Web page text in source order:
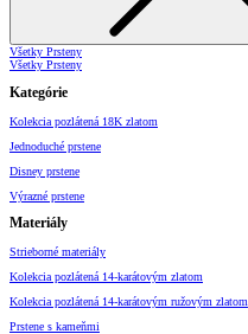
Všetky Prsteny
Všetky Prsteny
Kategórie
Kolekcia pozlátená 18K zlatom
Jednoduché prstene
Disney prstene
Výrazné prstene
Materiály
Strieborné materiály
Kolekcia pozlátená 14-karátovým zlatom
Kolekcia pozlátená 14-karátovým ružovým zlatom
Prstene s kameňmi